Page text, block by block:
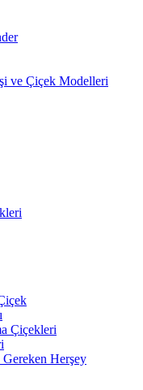
ve Çiçek Modelleri
Çiçekleri
Herşey